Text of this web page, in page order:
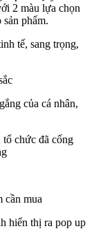
2 màu lựa chọn
phẩm.
tế, sang trọng,
của cá nhân,
chức đã cống
cần mua
hiển thị ra pop up